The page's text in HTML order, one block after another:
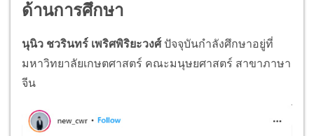
ด้านการศึกษา
นุนิว ชวรินทร์ เพริศพิริยะวงศ์ปัจจุบันกำลังศึกษาอยู่ที่
มหาวิทยาลัยเกษตศาสตร์ คณะมนุษยศาสตร์ สาขาภาษา
จีน